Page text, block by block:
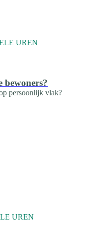
UREN
persoonlijk vlak?
UREN